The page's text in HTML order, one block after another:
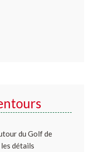
du Golf de
détails